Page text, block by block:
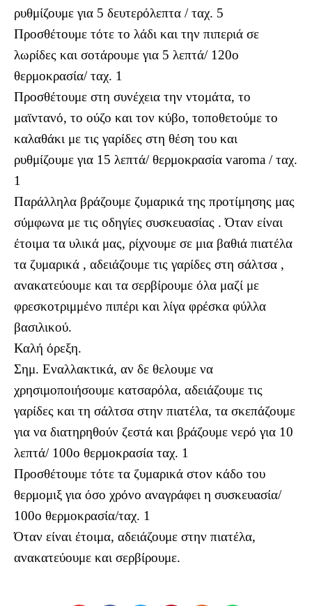
ρυθμίζουμε για 5 δευτερόλεπτα / ταχ. 5
Προσθέτουμε τότε το λάδι και την πιπεριά σε
λωρίδες και σοτάρουμε για 5 λεπτά/ 120ο
θερμοκρασία/ ταχ. 1
Προσθέτουμε στη συνέχεια την ντομάτα, το
μαϊντανό, το ούζο και τον κύβο, τοποθετούμε το
καλαθάκι με τις γαρίδες στη θέση του και
ρυθμίζουμε για 15 λεπτά/ θερμοκρασία varoma / ταχ.
1
Παράλληλα βράζουμε ζυμαρικά της προτίμησης μας
σύμφωνα με τις οδηγίες συσκευασίας . Όταν είναι
έτοιμα τα υλικά μας, ρίχνουμε σε μια βαθιά πιατέλα
τα ζυμαρικά , αδειάζουμε τις γαρίδες στη σάλτσα ,
ανακατεύουμε και τα σερβίρουμε όλα μαζί με
φρεσκοτριμμένο πιπέρι και λίγα φρέσκα φύλλα
βασιλικού.
Καλή όρεξη.
Σημ. Εναλλακτικά, αν δε θελουμε να
χρησιμοποιήσουμε κατσαρόλα, αδειάζουμε τις
γαρίδες και τη σάλτσα στην πιατέλα, τα σκεπάζουμε
για να διατηρηθούν ζεστά και βράζουμε νερό για 10
λεπτά/ 100ο θερμοκρασία ταχ. 1
Προσθέτουμε τότε τα ζυμαρικά στον κάδο του
θερμομιξ για όσο χρόνο αναγράφει η συσκευασία/
100ο θερμοκρασία/ταχ. 1
Όταν είναι έτοιμα, αδειάζουμε στην πιατέλα,
ανακατεύουμε και σερβίρουμε.